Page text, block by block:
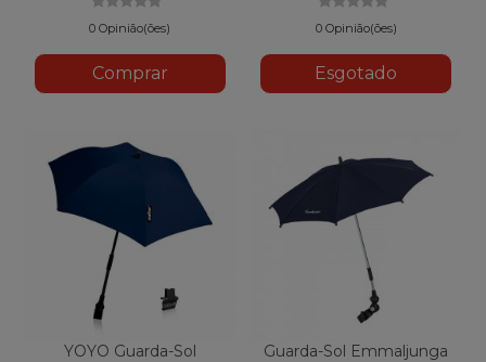
0 Opinião(ões)
Comprar
0 Opinião(ões)
Esgotado
YOYO Guarda-Sol Guarda-Sol Emmaljunga